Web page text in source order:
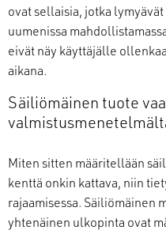
ovat sellaisia, jotka
uumenissa
eivät näy käyttäjälle
aikana.
Säiliömäinen tuote
Miten sitten määritellään
kenttä onkin kattava, niin
rajaamisessa. Säiliömäinen
yhtenäinen ulkopinta ovat